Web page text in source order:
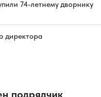
74-летнему дворнику
директора
подрядчик